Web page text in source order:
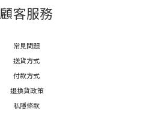
顧客服務
常見問題
送貨方式
付款方式
退換貨政策
私隱條款